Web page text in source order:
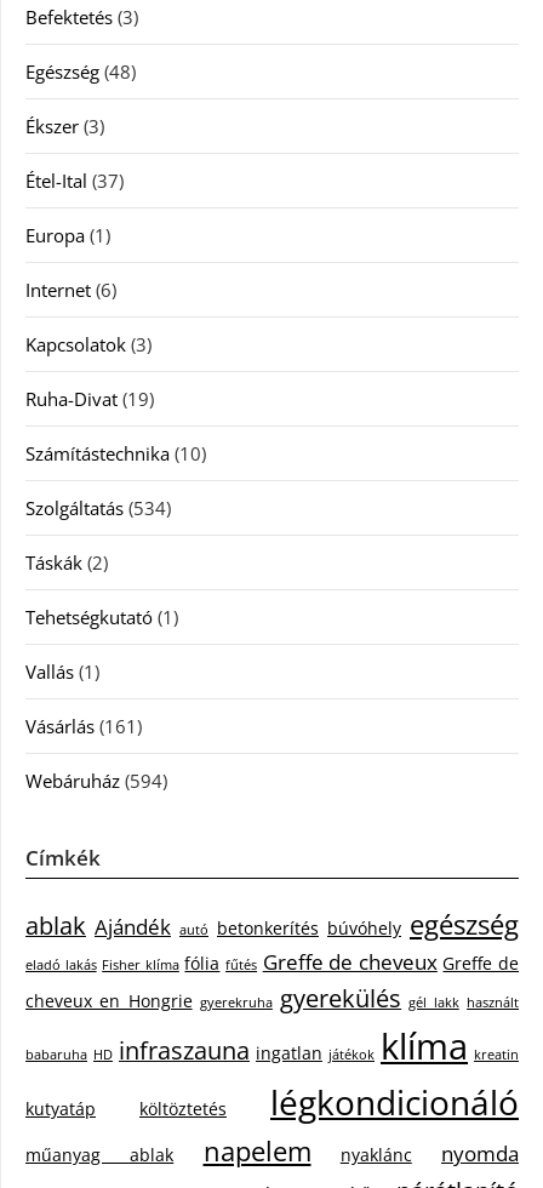
Befektetés (3)
Egészség (48)
Ékszer (3)
Étel-Ital (37)
Europa (1)
Internet (6)
Kapcsolatok (3)
Ruha-Divat (19)
Számítástechnika (10)
Szolgáltatás (534)
Táskák (2)
Tehetségkutató (1)
Vallás (1)
Vásárlás (161)
Webáruház (594)
Címkék
ablak Ajándék autó betonkerítés búvóhely egészség
eladó lakás Fisher klíma fólia fűtés Greffe de cheveux Greffe de
cheveux en Hongrie gyerekruha gyerekülés gél lakk használt
babaruha HD infraszauna ingatlan játékok klíma kreatin
kutyatáp költöztetés légkondicionáló
műanyag ablak napelem nyaklánc nyomda